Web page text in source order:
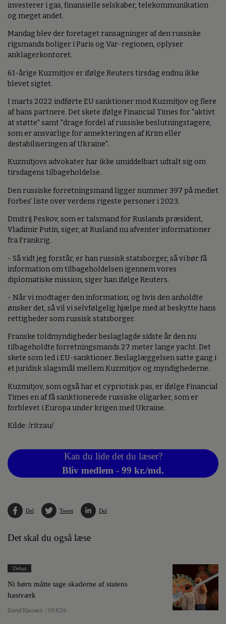
investerer i gas, finansielle selskaber, telekommunikation
og meget andet.
Mandag blev der foretaget ransagninger af den russiske
rigsmands boliger i Paris og Var-regionen, oplyser
anklagerkontoret.
61-årige Kuzmitjov er ifølge Reuters tirsdag endnu ikke
blevet sigtet.
I marts 2022 indførte EU sanktioner mod Kuzmitjov og flere
af hans partnere. Det skete ifølge Financial Times for "aktivt
at støtte" samt "drage fordel af russiske beslutningstagere,
som er ansvarlige for annekteringen af Krim eller
destabiliseringen af Ukraine".
Kuzmitjovs advokater har ikke umiddelbart udtalt sig om
tirsdagens tilbageholdelse.
Den russiske forretningsmand ligger nummer 397 på mediet
Forbes' liste over verdens rigeste personer i 2023.
Dmitrij Peskov, som er talsmand for Ruslands præsident,
Vladimir Putin, siger, at Rusland nu afventer informationer
fra Frankrig.
- Så vidt jeg forstår, er han russisk statsborger, så vi bør få
information om tilbageholdelsen igennem vores
diplomatiske mission, siger han ifølge Reuters.
- Når vi modtager den information, og hvis den anholdte
ønsker det, så vil vi selvfølgelig hjælpe med at beskytte hans
rettigheder som russisk statsborger.
Franske toldmyndigheder beslaglagde sidste år den nu
tilbageholdte forretningsmands 27 meter lange yacht. Det
skete som led i EU-sanktioner. Beslaglæggelsen satte gang i
et juridisk slagsmål mellem Kuzmitjov og myndighederne.
Kuzmitjov, som også har et cypriotisk pas, er ifølge Financial
Times en af få sanktionerede russiske oligarker, som er
forblevet i Europa under krigen med Ukraine.
Kilde: /ritzau/
Kan du lide det du læser?
Bliv medlem - 99 kr./md.
Del Tweet Del
Det skal du også læse
Debat
Ni børn måtte tage skaderne af statens
hastværk
David Klausen / 09.8.26